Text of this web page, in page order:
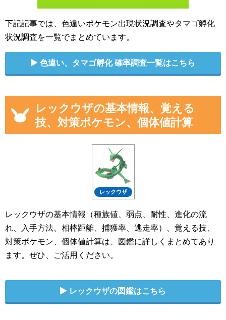
下記記事では、色違いポケモン出現状況調査やタマゴ孵化
状況調査を一覧でまとめています。
色違い、タマゴ孵化 確率調査一覧はこちら
レックウザの基本情報、覚える
技、対策ポケモン、個体値計算
レックウザ
レックウザの基本情報（種族値、弱点、耐性、進化の流
れ、入手方法、相棒距離、捕獲率、逃走率）、覚える技、
対策ポケモン、個体値計算は、図鑑に詳しくまとめてあり
ます。ぜひ、ご活用ください。
レックウザの図鑑はこちら